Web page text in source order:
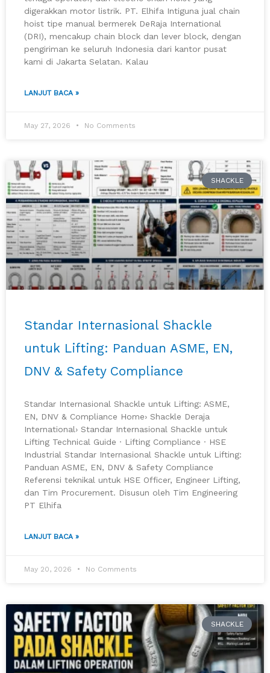
digerakkan motor listrik. PT. Elhifa Intiguna jual chain
hoist tipe manual bermerek DeRaja International
(DRI), mencakup chain block dan lever block, dengan
pengiriman ke seluruh Indonesia dari kantor pusat
kami di Jakarta Selatan. Kalau
LANJUT BACA »
May 27, 2026 No Comments
SHACKLE
Standar Internasional Shackle
untuk Lifting: Panduan ASME, EN,
DNV & Safety Compliance
Standar Internasional Shackle untuk Lifting: ASME,
EN, DNV & Compliance Home› Shackle Deraja
International› Standar Internasional Shackle untuk
Lifting Technical Guide · Lifting Compliance · HSE
Industrial Standar Internasional Shackle untuk Lifting:
Panduan ASME, EN, DNV & Safety Compliance
Referensi teknikal untuk HSE Officer, Engineer Lifting,
dan Tim Procurement. Disusun oleh Tim Engineering
PT Elhifa
LANJUT BACA »
May 20, 2026 No Comments
SHACKLE